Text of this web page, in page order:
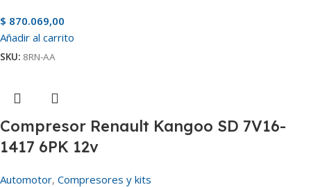
$ 870.069,00
Añadir al carrito
SKU: 8RN-AA
Compresor Renault Kangoo SD 7V16-
1417 6PK 12v
Automotor, Compresores y kits